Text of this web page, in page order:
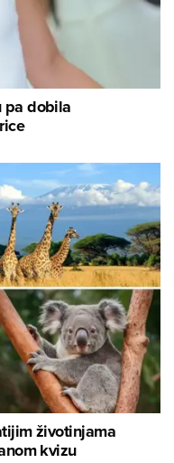
pa dobila
životinjama
kvizu